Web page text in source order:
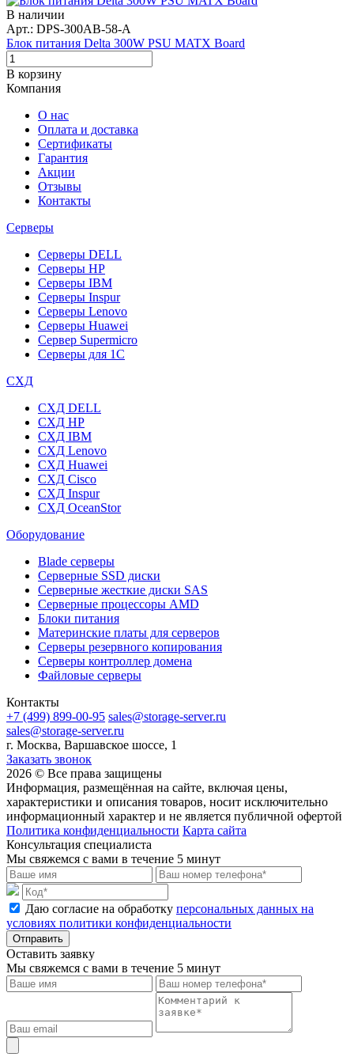
В наличии
Арт.: DPS-300AB-58-A
Блок питания Delta 300W PSU MATX Board
В корзину
Компания
О нас
Оплата и доставка
Сертификаты
Гарантия
Акции
Отзывы
Контакты
Серверы
Серверы DELL
Серверы HP
Серверы IBM
Серверы Inspur
Серверы Lenovo
Серверы Huawei
Сервер Supermicro
Серверы для 1C
СХД
СХД DELL
СХД HP
СХД IBM
СХД Lenovo
СХД Huawei
СХД Cisco
СХД Inspur
СХД OceanStor
Оборудование
Blade серверы
Серверные SSD диски
Cерверные жесткие диски SAS
Серверные процессоры AMD
Блоки питания
Материнские платы для серверов
Серверы резервного копирования
Серверы контроллер домена
Файловые серверы
Контакты
+7 (499) 899-00-95 sales@storage-server.ru
sales@storage-server.ru
г. Москва, Варшавское шоссе, 1
Заказать звонок
2026 © Все права защищены
Информация, размещённая на сайте, включая цены,
характеристики и описания товаров, носит исключительно
информационный характер и не является публичной офертой
Политика конфиденциальности Карта сайта
Консультация специалиста
Мы свяжемся с вами в течение 5 минут
Даю согласие на обработку персональных данных на
условиях политики конфиденциальности
Отправить
Оставить заявку
Мы свяжемся с вами в течение 5 минут